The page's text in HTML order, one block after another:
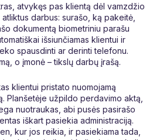
atvykęs pas klientą dėl vamzdžio
darbus: surašo, ką pakeitė,
dokumentą biometriniu parašu
išsiunčiamas klientui ir
spausdinti ar derinti telefonu.
o įmonė – tikslų darbų įrašą.
klientui pristato nuomojamą
Planšetėje užpildo perdavimo aktą,
nuotraukas, abi pusės pasirašo
iškart pasiekia administraciją.
kur jos reikia, ir pasiekiama tada,